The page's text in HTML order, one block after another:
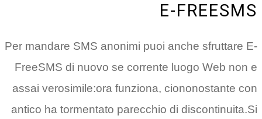
Per mandare SMS anonimi
FreeSMS di nuovo se
assai verosimile:ora funziona,
antico ha tormentato